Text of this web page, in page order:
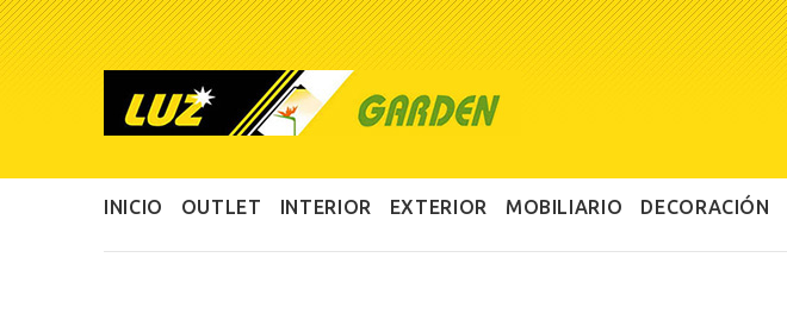
INICIO OUTLET INTERIOR EXTERIOR MOBILIARIO DECORACIÓN